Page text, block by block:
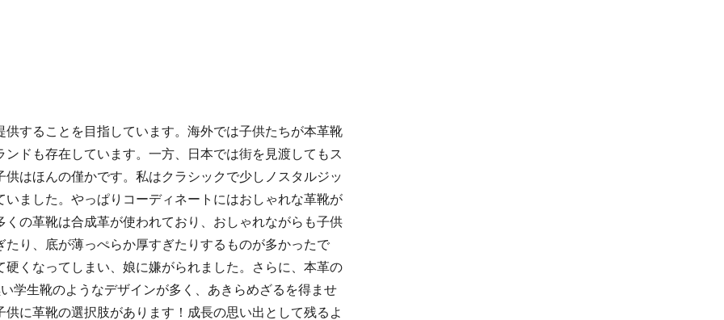
することを目指しています。海外では子供たちが本革靴
ドも存在しています。一方、日本では街を見渡してもス
はほんの僅かです。私はクラシックで少しノスタルジッ
ました。やっぱりコーディネートにはおしゃれな革靴が
の革靴は合成革が使われており、おしゃれながらも子供
り、底が薄っぺらか厚すぎたりするものが多かったで
くなってしまい、娘に嫌がられました。さらに、本革の
学生靴のようなデザインが多く、あきらめざるを得ませ
に革靴の選択肢があります！成長の思い出として残るよ